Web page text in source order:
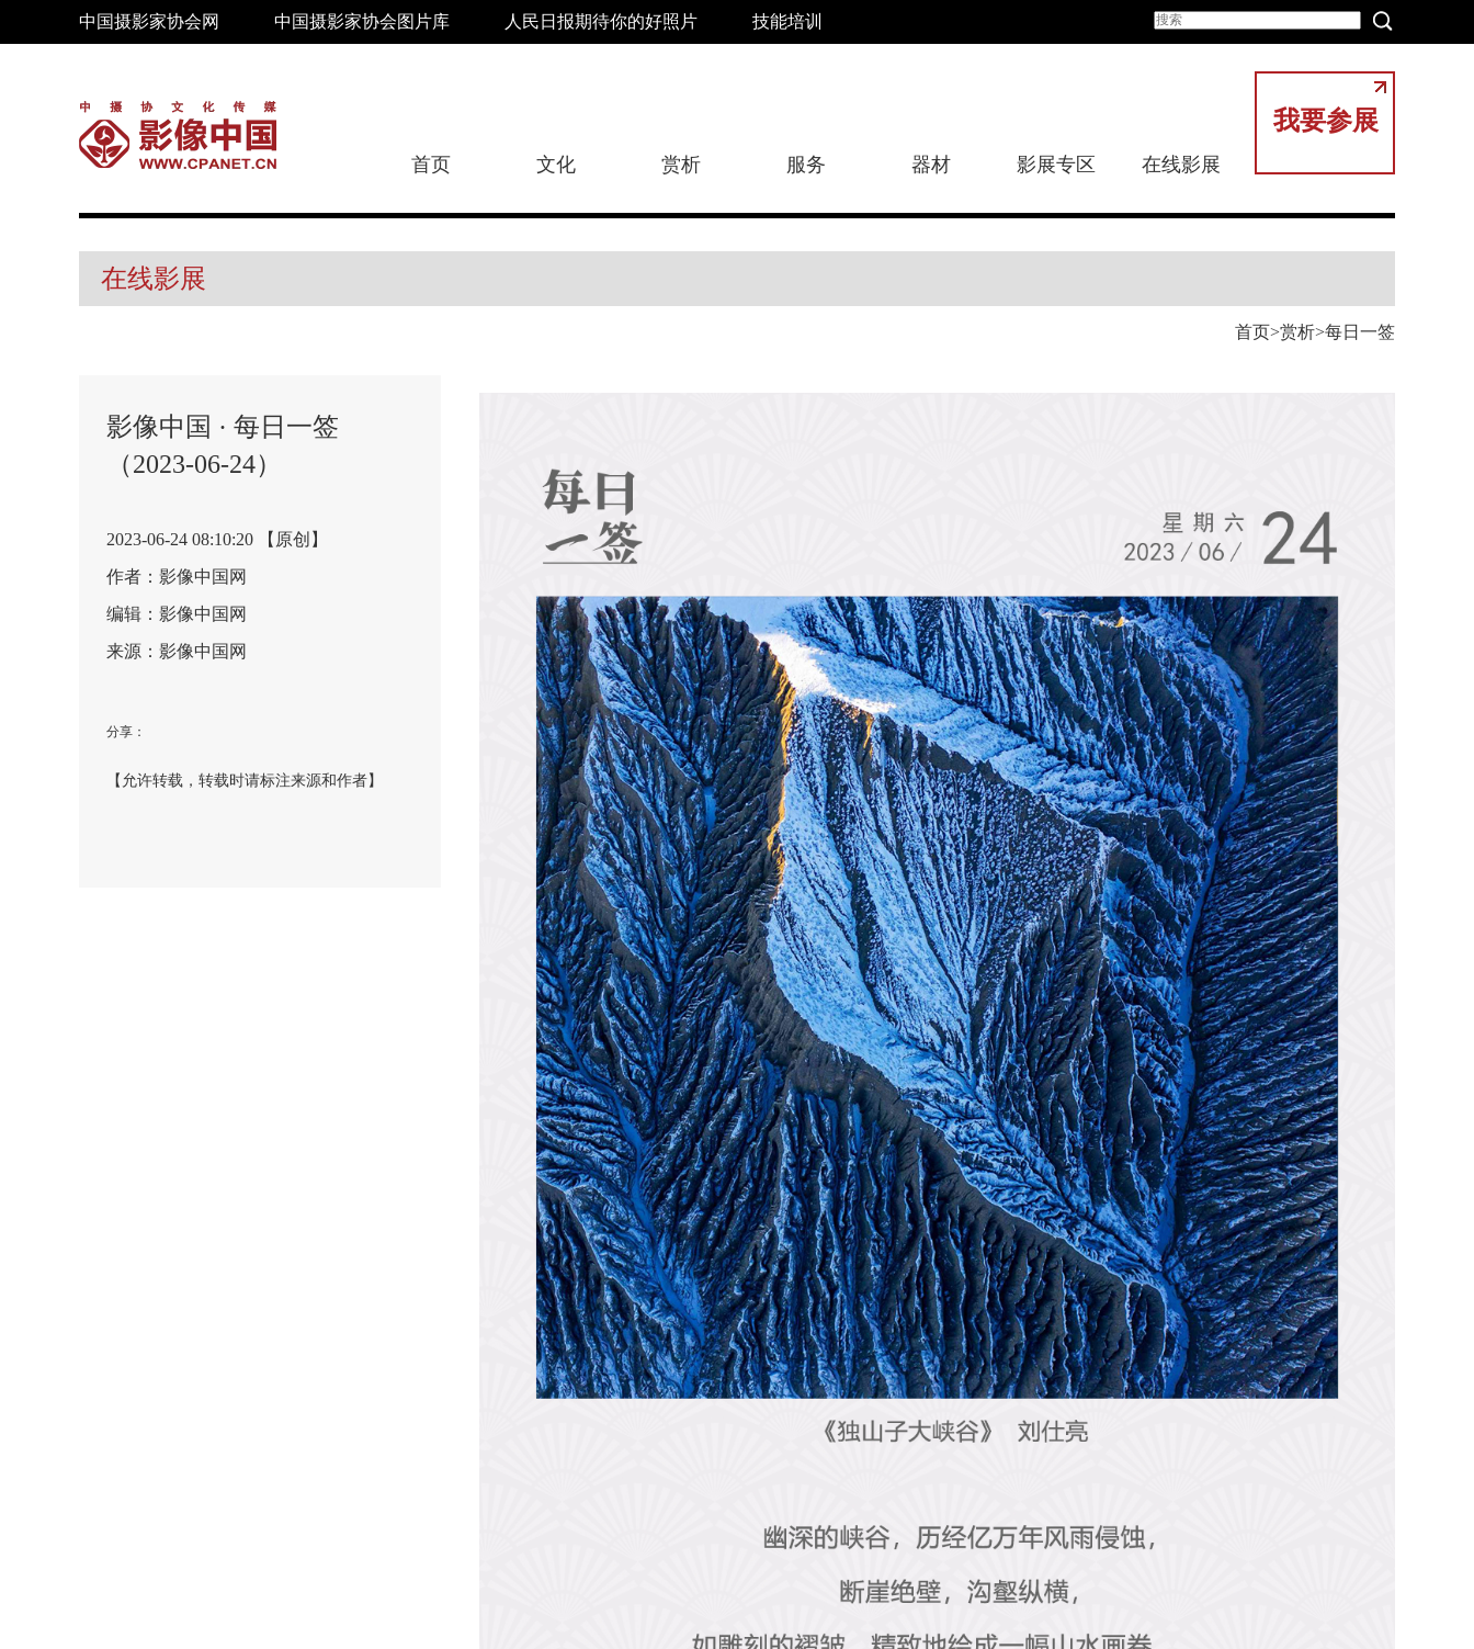
中国摄影家协会网 中国摄影家协会图片库 人民日报期待你的好照片 技能培训
我要参展
首页 文化 赏析 服务 器材 影展专区 在线影展
在线影展
首页 赏析 每日一签
影像中国 · 每日一签
（2023-06-24）
2023-06-24 08:10:20 【原创】
作者：影像中国网
编辑：影像中国网
来源：影像中国网
分享：
【允许转载，转载时请标注来源和作者】